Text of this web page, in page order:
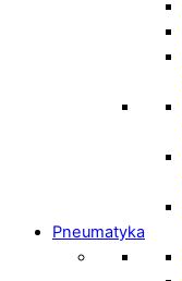
Pneumatyka